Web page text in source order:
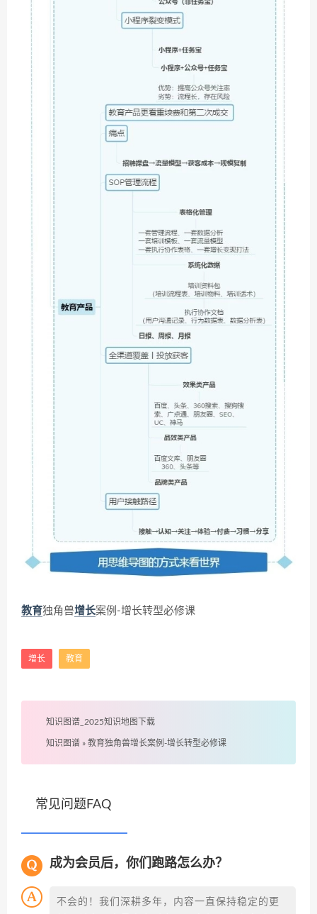
教育独角兽增长案例-增长转型必修课
增长 教育
知识图谱_2025知识地图下载
知识图谱 » 教育独角兽增长案例-增长转型必修课
常见问题FAQ
成为会员后，你们跑路怎么办？
不会的！我们深耕多年，内容一直保持稳定的更